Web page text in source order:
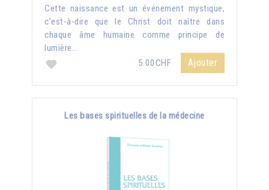
Cette naissance est un événement mystique,
c'est-à-dire que le Christ doit naître dans
chaque âme humaine comme principe de
lumière...
5.00CHF
Ajouter
Les bases spirituelles de la médecine